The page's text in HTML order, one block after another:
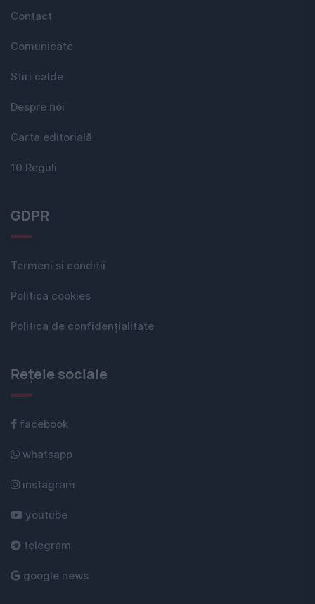
Contact
Comunicate
Stiri calde
Despre noi
Carta editorială
10 Reguli
GDPR
Termeni si conditii
Politica cookies
Politica de confidențialitate
Rețele sociale
facebook
whatsapp
instagram
youtube
telegram
google news